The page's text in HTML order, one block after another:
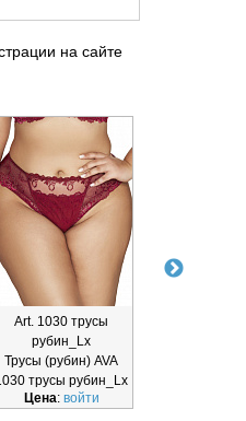
на сайте
Art. 1030 трусы
рубин_Lx
Трусы (рубин) AVA
трусы рубин_Lx
Цена: войти